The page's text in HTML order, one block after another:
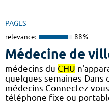
PAGES
relevance: 88%
Médecine de
médecins du CHU
quelques semaines
médecins Connectez-
téléphone fixe ou